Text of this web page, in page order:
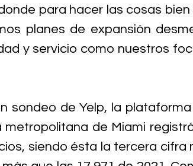
para hacer las cosas bien
planes de expansión
y servicio como nuestros
sondeo de Yelp, la
metropolitana de Miami
siendo ésta la tercera cifra